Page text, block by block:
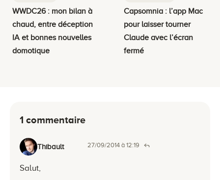
WWDC26 : mon bilan à
chaud, entre déception
IA et bonnes nouvelles
domotique
Capsomnia : l’app Mac
pour laisser tourner
Claude avec l’écran
fermé
1 commentaire
Thibault 27/09/2014 à 12:19
Salut,